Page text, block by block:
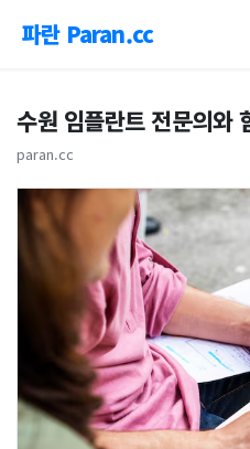
파란 Paran.cc
수원 임플란트 전문의와
paran.cc